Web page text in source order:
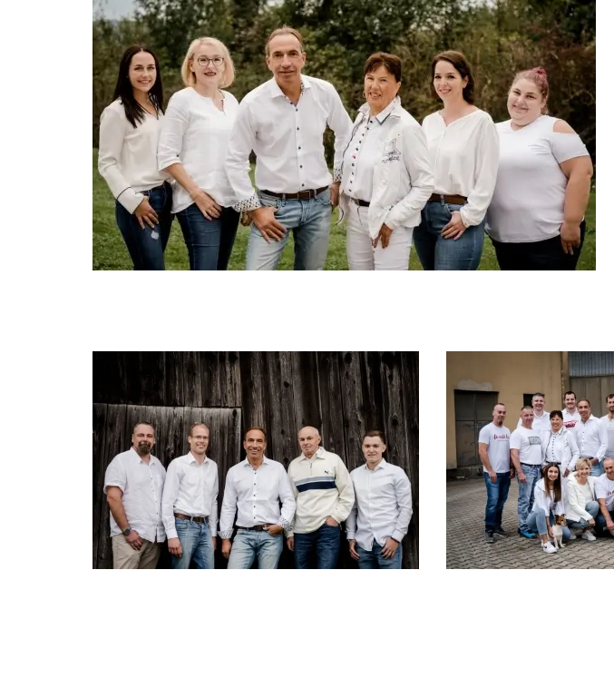
Größere
Bildversion
anzeigen
Bildversion
anzeigen